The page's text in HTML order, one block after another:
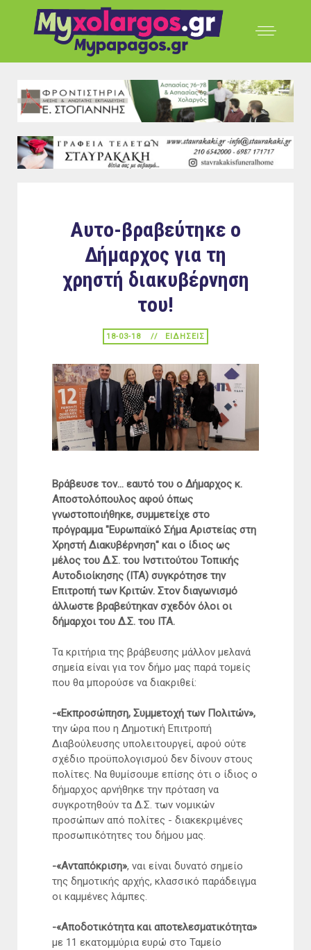
Αυτο-βραβεύτηκε ο
Δήμαρχος για τη
χρηστή διακυβέρνηση
του!
18-03-18 ΕΙΔΉΣΕΙΣ
Βράβευσε τον... εαυτό του ο Δήμαρχος κ.
Αποστολόπουλος αφού όπως
γνωστοποιήθηκε, συμμετείχε στο
πρόγραμμα "Ευρωπαϊκό Σήμα Αριστείας στη
Χρηστή Διακυβέρνηση" και o ίδιος ως
μέλος του Δ.Σ. του Ινστιτούτου Τοπικής
Αυτοδιοίκησης (ΙΤΑ) συγκρότησε την
Επιτροπή των Κριτών. Στον διαγωνισμό
άλλωστε βραβεύτηκαν σχεδόν όλοι οι
δήμαρχοι του Δ.Σ. του ΙΤΑ.
Τα κριτήρια της βράβευσης μάλλον μελανά
σημεία είναι για τον δήμο μας παρά τομείς
που θα μπορούσε να διακριθεί:
-«Εκπροσώπηση, Συμμετοχή των Πολιτών»,
την ώρα που η Δημοτική Επιτροπή
Διαβούλευσης υπολειτουργεί, αφού ούτε
σχέδιο προϋπολογισμού δεν δίνουν στους
πολίτες. Να θυμίσουμε επίσης ότι ο ίδιος ο
δήμαρχος αρνήθηκε την πρόταση να
συγκροτηθούν τα Δ.Σ. των νομικών
προσώπων από πολίτες - διακεκριμένες
προσωπικότητες του δήμου μας.
-«Ανταπόκριση», ναι είναι δυνατό σημείο
της δημοτικής αρχής, κλασσικό παράδειγμα
οι καμμένες λάμπες.
-«Αποδοτικότητα και αποτελεσματικότητα»
με 11 εκατομμύρια ευρώ στο Ταμείο